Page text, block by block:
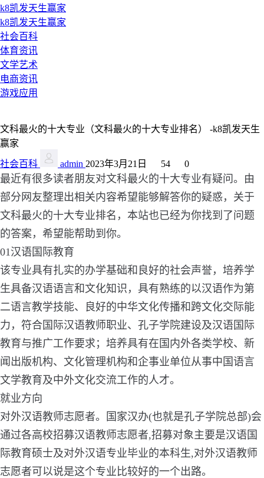
k8凯发天生赢家
k8凯发天生赢家
社会百科
体育资讯
文学艺术
电商资讯
游戏应用
文科最火的十大专业（文科最火的十大专业排名） -k8凯发天生
赢家
社会百科 admin 2023年3月21日 54 0
最近有很多读者朋友对文科最火的十大专业有疑问。由
部分网友整理出相关内容希望能够解答你的疑惑，关于
文科最火的十大专业排名，本站也已经为你找到了问题
的答案，希望能帮助到你。
01汉语国际教育
该专业具有扎实的办学基础和良好的社会声誉，培养学
生具备汉语语言和文化知识，具有熟练的以汉语作为第
二语言教学技能、良好的中华文化传播和跨文化交际能
力，符合国际汉语教师职业、孔子学院建设及汉语国际
教育与推广工作要求；培养具有在国内外各类学校、新
闻出版机构、文化管理机构和企事业单位从事中国语言
文学教育及中外文化交流工作的人才。
就业方向
对外汉语教师志愿者。国家汉办(也就是孔子学院总部)会
通过各高校招募汉语教师志愿者,招募对象主要是汉语国
际教育硕士及对外汉语专业毕业的本科生,对外汉语教师
志愿者可以说是这个专业比较好的一个出路。